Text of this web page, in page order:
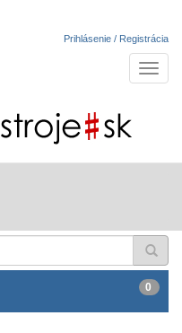
Prihlásenie / Registrácia
0